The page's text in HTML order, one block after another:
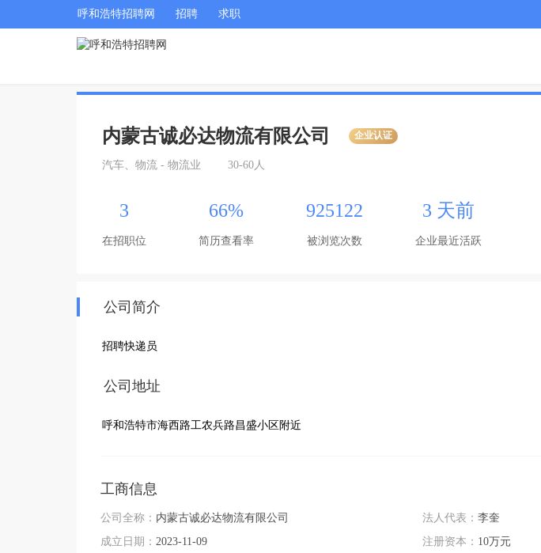
呼和浩特招聘网 招聘 求职
内蒙古诚必达物流有限公司 企业认证
汽车、物流 - 物流业 30-60人
3
在招职位
66%
简历查看率
925122
被浏览次数
3 天前
企业最近活跃
公司简介
招聘快递员
公司地址
呼和浩特市海西路工农兵路昌盛小区附近
工商信息
公司全称： 内蒙古诚必达物流有限公司
成立日期： 2023-11-09
法人代表： 李奎
注册资本： 10万元